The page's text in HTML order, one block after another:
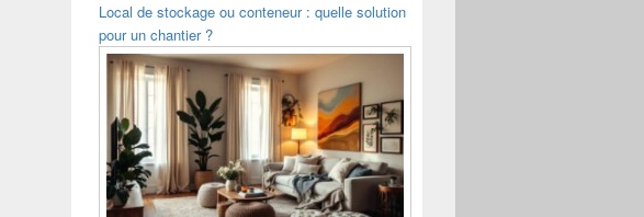
Local de stockage ou conteneur : quelle solution
pour un chantier ?